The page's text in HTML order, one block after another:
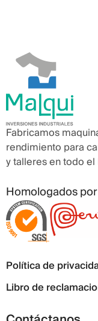
Fabricamos
rendimiento para
y talleres en todo el
Homologados
Política de
Libro de